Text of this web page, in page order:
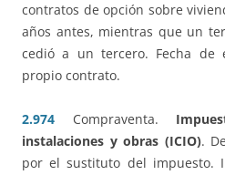
contratos de opción sobre
años antes, mientras que un
cedió a un tercero. Fecha de
propio contrato.
2.974 Compraventa.
instalaciones y obras (ICIO).
por el sustituto del impuesto.